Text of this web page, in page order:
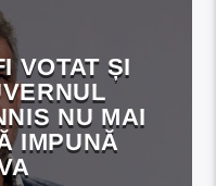
VOTAT ȘI
NU MAI
IMPUNĂ